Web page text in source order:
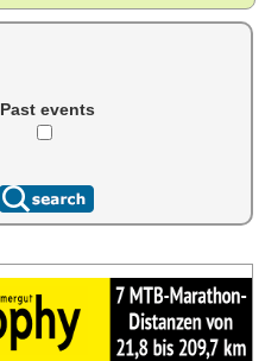
Past events